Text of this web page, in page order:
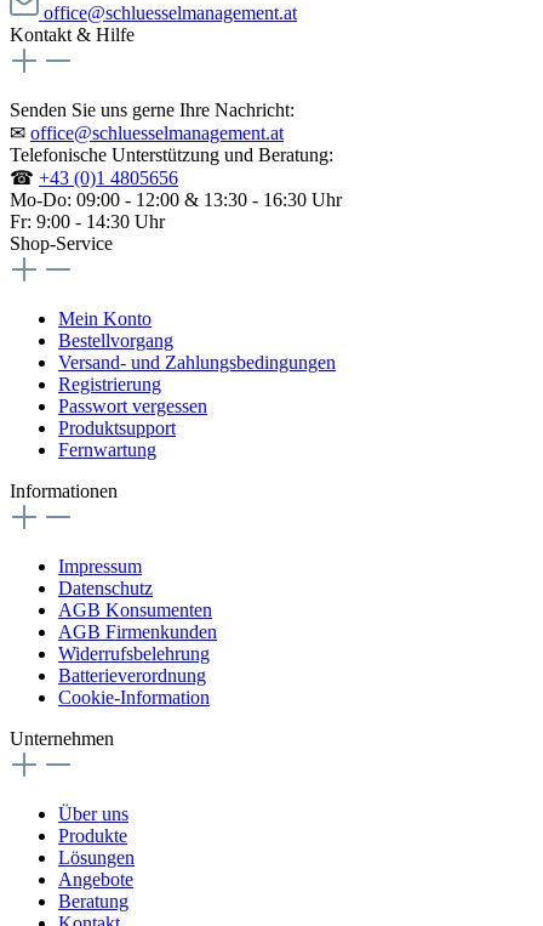
office@schluesselmanagement.at
Kontakt & Hilfe
Senden Sie uns gerne Ihre Nachricht:
✉ office@schluesselmanagement.at
Telefonische Unterstützung und Beratung:
☎ +43 (0)1 4805656
Mo-Do: 09:00 - 12:00 & 13:30 - 16:30 Uhr
Fr: 9:00 - 14:30 Uhr
Shop-Service
Mein Konto
Bestellvorgang
Versand- und Zahlungsbedingungen
Registrierung
Passwort vergessen
Produktsupport
Fernwartung
Informationen
Impressum
Datenschutz
AGB Konsumenten
AGB Firmenkunden
Widerrufsbelehrung
Batterieverordnung
Cookie-Information
Unternehmen
Über uns
Produkte
Lösungen
Angebote
Beratung